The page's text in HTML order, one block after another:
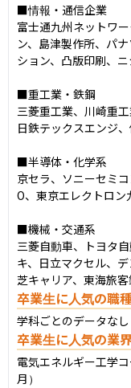
■情報・通信企業
富士通九州ネットワ
ン、島津製作所、パ
ション、凸版印刷、
■重工業・鉄鋼
三菱重工業、川崎重
日鉄テックスエンジ
■半導体・化学系
京セラ、ソニーセミ
O、東京エレクトロン
■機械・交通系
三菱自動車、トヨタ
キ、日立マクセル、
芝キャリア、東海旅
卒業生に人気の職
学科ごとのデータなし
卒業生に人気の業
電気エネルギー工学
月）